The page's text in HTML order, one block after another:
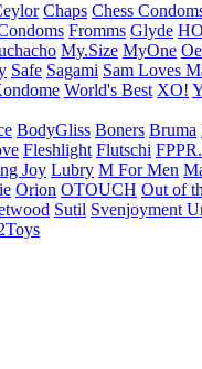
Chaps Chess
Fromms Glyde
My.Size MyOne
Safe Sagami Sam Loves
World's Best XO!
BodyGliss Boners Bruma
Fleshlight Flutschi FPPR.
Joy Lubry M For Men
Orion OTOUCH Out of
Sutil Svenjoyment